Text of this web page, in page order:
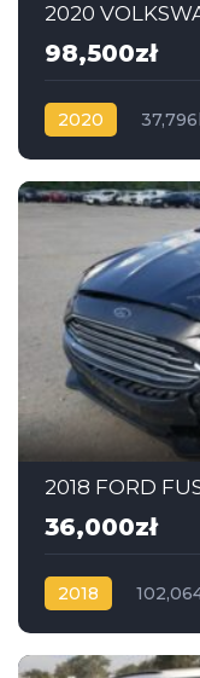
2020
98,500zł
2020
2018 FORD
36,000zł
2018